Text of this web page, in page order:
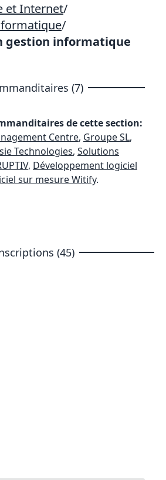
et Internet/
/
gestion informatique
(7)
de cette section:
Centre, Groupe SL,
Technologies, Solutions
, Développement logiciel
sur mesure Witify.
(45)